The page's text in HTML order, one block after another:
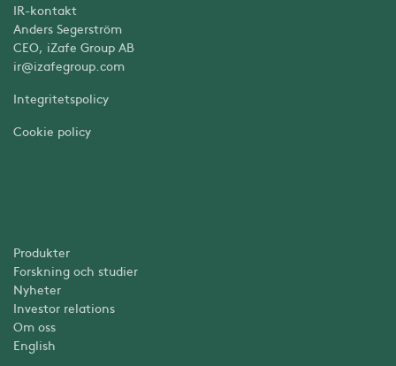
IR-kontakt
Anders Segerström
CEO, iZafe Group AB
ir@izafegroup.com
Integritetspolicy
Cookie policy
Produkter
Forskning och studier
Nyheter
Investor relations
Om oss
English